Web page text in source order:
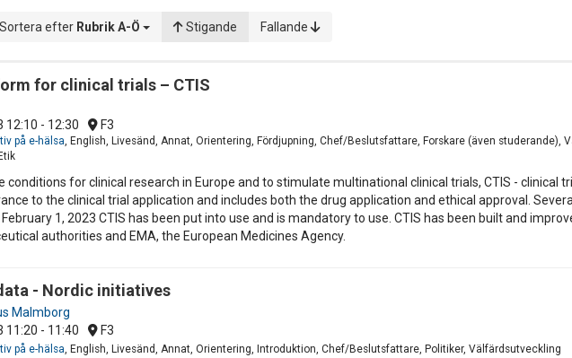
Sortera efter Rubrik A-Ö Stigande Fallande
for clinical trials – CTIS
12:10 - 12:30 F3
på e-hälsa, English, Livesänd, Annat, Orientering, Fördjupning, Chef/Beslutsfattare, Forskare (även studerande),
conditions for clinical research in Europe and to stimulate multinational clinical trials, CTIS -
to the clinical trial application and includes both the drug application and ethical approval.
1, 2023 CTIS has been put into use and is mandatory to use. CTIS has been built and
authorities and EMA, the European Medicines Agency.
- Nordic initiatives
Malmborg
11:20 - 11:40 F3
på e-hälsa, English, Livesänd, Annat, Orientering, Introduktion, Chef/Beslutsfattare, Politiker, Välfärdsutveckling